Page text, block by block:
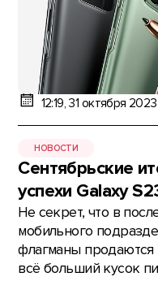
12:19, 31 октября 2023
НОВОСТИ
Сентябрьские
успехи Galaxy
Не секрет, что в
мобильного
флагманы продаются
всё больший кусок